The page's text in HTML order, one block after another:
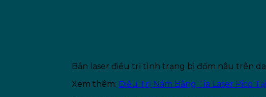
Bắn laser điều trị tình trạng bị đốm nâu trên da
Xem thêm: Điều Trị Nám Bằng Tia Laser Pico